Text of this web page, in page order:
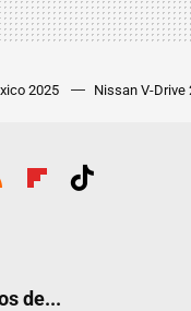
2025 Nissan V-Drive
de...